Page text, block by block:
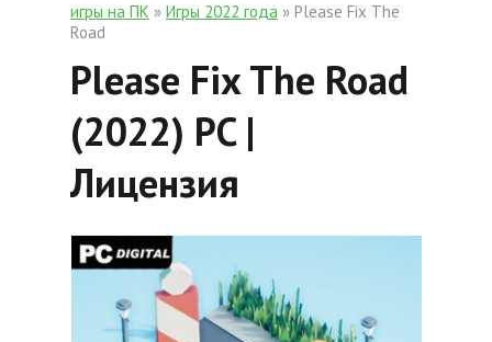
игры на ПК » Игры 2022 года » Please Fix The
Road
Please Fix The Road
(2022) PC |
Лицензия